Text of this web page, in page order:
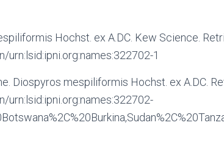
Hochst. ex A.DC. Kew Science.
1
Diospyros mespiliformis Hochst. ex A.DC.